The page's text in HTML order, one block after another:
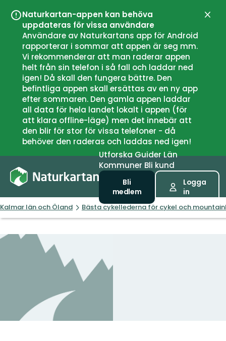
Naturkartan-appen kan behöva
uppdateras för vissa användare
Användare av Naturkartans app för Android
rapporterar i sommar att appen är seg mm.
Vi rekommenderar att man raderar appen
helt från sin telefon i så fall och laddar ned
igen! Då skall den fungera bättre. Den
befintliga appen skall ersättas av en ny app
efter sommaren. Den gamla appen laddar
all data för hela landet lokalt i appen (för
att klara offline-läge) men det innebär att
den blir för stor för vissa telefoner - då
behöver den raderas och laddas ned igen!
UtforskaGuiderLän
Kommuner Bli kund
Bli
medlem
Logga
in
Kalmar län och Öland Bästa cykellederna för cykel och